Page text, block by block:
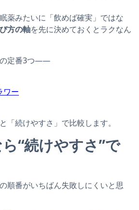
薬みたいに「飲めば確実」ではな
方の軸を先に決めておくとラクなん
の定番3つ――
ワー
「続けやすさ」で比較します。
“続けやすさ”で
順番がいちばん失敗しにくいと思